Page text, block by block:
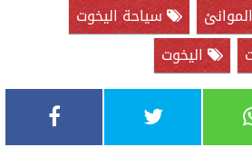
سياحة اليخوت
اليخوت